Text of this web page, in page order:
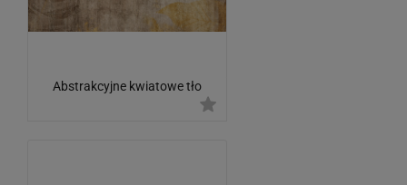
Abstrakcyjne kwiatowe tło